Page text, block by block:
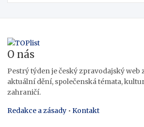
O nás
Pestrý týden je český zpravodajský web
aktuální dění, společenská témata,
zahraničí.
Redakce a zásady • Kontakt